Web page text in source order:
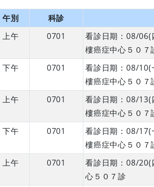
午別 科診
上午 0701
看診日期：08/
樓癌症中心５０７
下午 0701
看診日期：08/
樓癌症中心５０７
上午 0701
看診日期：08/
樓癌症中心５０７
下午 0701
看診日期：08/
樓癌症中心５０７
上午 0701
看診日期：08/
心５０７診